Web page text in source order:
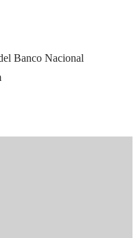
Banco Nacional